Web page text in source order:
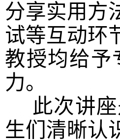
分享实用方
试等互动环
教授均给予
力。
此次讲
生们清晰认